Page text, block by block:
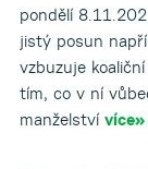
pondělí
jistý posun
vzbuzuje
tím, co v ní
manželství více»